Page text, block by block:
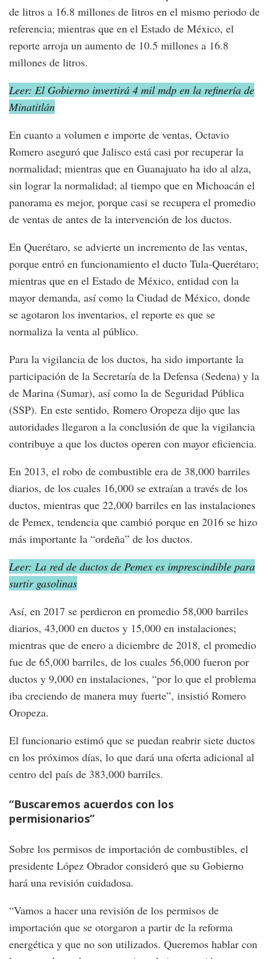
de litros a 16.8 millones de litros en el mismo periodo de
referencia; mientras que en el Estado de México, el
reporte arroja un aumento de 10.5 millones a 16.8
millones de litros.
Leer: El Gobierno invertirá 4 mil mdp en la refinería de
Minatitlán
En cuanto a volumen e importe de ventas, Octavio
Romero aseguró que Jalisco está casi por recuperar la
normalidad; mientras que en Guanajuato ha ido al alza,
sin lograr la normalidad; al tiempo que en Michoacán el
panorama es mejor, porque casi se recupera el promedio
de ventas de antes de la intervención de los ductos.
En Querétaro, se advierte un incremento de las ventas,
porque entró en funcionamiento el ducto Tula-Querétaro;
mientras que en el Estado de México, entidad con la
mayor demanda, así como la Ciudad de México, donde
se agotaron los inventarios, el reporte es que se
normaliza la venta al público.
Para la vigilancia de los ductos, ha sido importante la
participación de la Secretaría de la Defensa (Sedena) y la
de Marina (Sumar), así como la de Seguridad Pública
(SSP). En este sentido, Romero Oropeza dijo que las
autoridades llegaron a la conclusión de que la vigilancia
contribuye a que los ductos operen con mayor eficiencia.
En 2013, el robo de combustible era de 38,000 barriles
diarios, de los cuales 16,000 se extraían a través de los
ductos, mientras que 22,000 barriles en las instalaciones
de Pemex, tendencia que cambió porque en 2016 se hizo
más importante la “ordeña” de los ductos.
Leer: La red de ductos de Pemex es imprescindible para
surtir gasolinas
Así, en 2017 se perdieron en promedio 58,000 barriles
diarios, 43,000 en ductos y 15,000 en instalaciones;
mientras que de enero a diciembre de 2018, el promedio
fue de 65,000 barriles, de los cuales 56,000 fueron por
ductos y 9,000 en instalaciones, “por lo que el problema
iba creciendo de manera muy fuerte”, insistió Romero
Oropeza.
El funcionario estimó que se puedan reabrir siete ductos
en los próximos días, lo que dará una oferta adicional al
centro del país de 383,000 barriles.
“Buscaremos acuerdos con los
permisionarios”
Sobre los permisos de importación de combustibles, el
presidente López Obrador consideró que su Gobierno
hará una revisión cuidadosa.
“Vamos a hacer una revisión de los permisos de
importación que se otorgaron a partir de la reforma
energética y que no son utilizados. Queremos hablar con